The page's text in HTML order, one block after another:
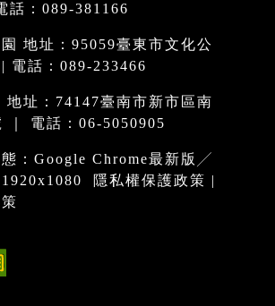
話：089-381166
地址：95059臺東市文化公
電話：089-233466
地址：74147臺南市新市區南
｜ 電話：06-5050905
：Google Chrome最新版╱
隱私權保護政策 |